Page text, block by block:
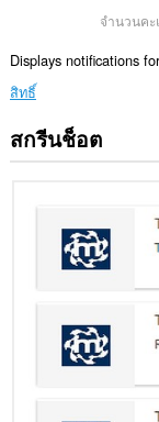
จำนวนค
Displays notifications
สิทธิ์
ส่วน
ขยาย
extension
สกรีนช็อต